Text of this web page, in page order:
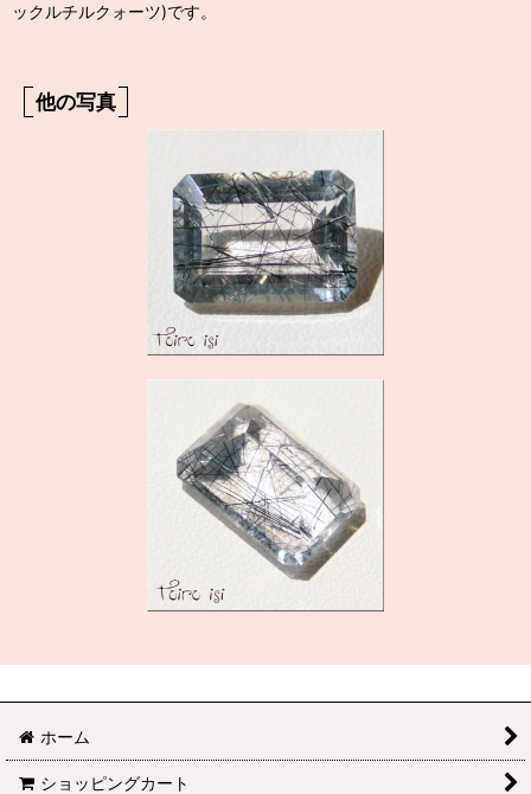
ックルチルクォーツ)です。
他の写真
ホーム
ショッピングカート